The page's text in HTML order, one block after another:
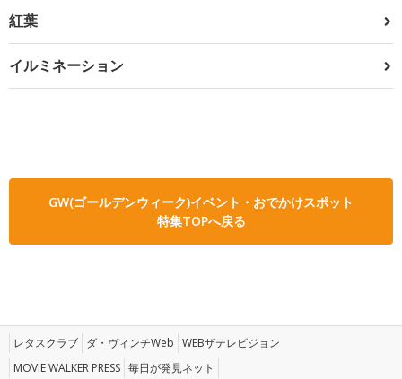
紅葉
イルミネーション
GW(ゴールデンウィーク)イベント・おでかけスポット
特集TOPへ戻る
レタスクラブ ダ・ヴィンチWeb WEBザテレビジョン
MOVIE WALKER PRESS 毎日が発見ネット